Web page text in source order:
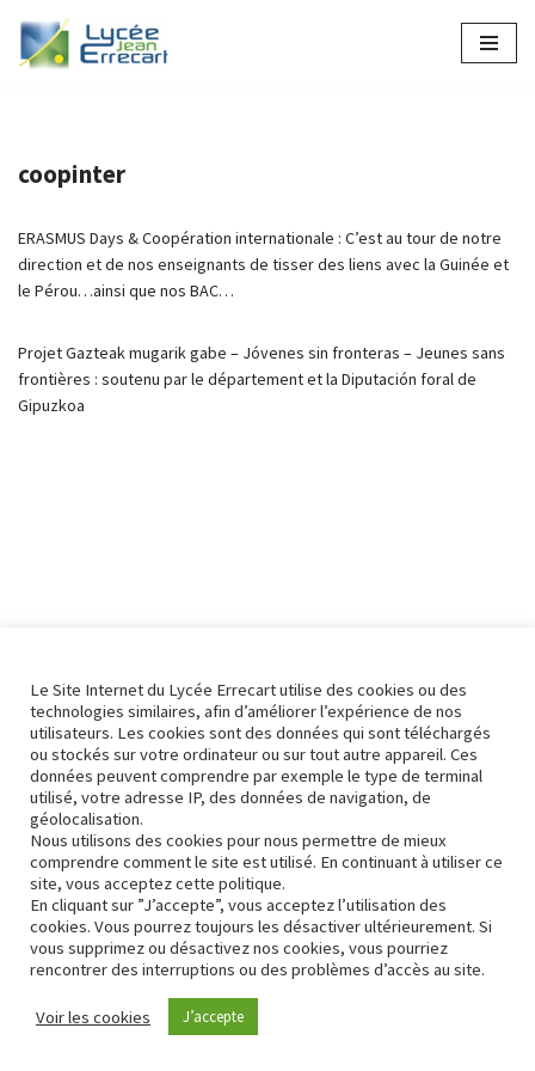
Aller
coopinter
ERASMUS Days & Coopération internationale : C’est au tour de notre
direction et de nos enseignants de tisser des liens avec la Guinée et
le Pérou…ainsi que nos BAC…
Projet Gazteak mugarik gabe – Jóvenes sin fronteras – Jeunes sans
frontières​ : soutenu par le département et la Diputación foral de
Gipuzkoa
Conformité RGPD
Le Site Internet du Lycée Errecart utilise des cookies ou des
technologies similaires, afin d’améliorer l’expérience de nos
utilisateurs. Les cookies sont des données qui sont téléchargés
ou stockés sur votre ordinateur ou sur tout autre appareil. Ces
données peuvent comprendre par exemple le type de terminal
utilisé, votre adresse IP, des données de navigation, de
géolocalisation.
Nous utilisons des cookies pour nous permettre de mieux
comprendre comment le site est utilisé. En continuant à utiliser ce
site, vous acceptez cette politique.
En cliquant sur ”J’accepte”, vous acceptez l’utilisation des
cookies. Vous pourrez toujours les désactiver ultérieurement. Si
vous supprimez ou désactivez nos cookies, vous pourriez
rencontrer des interruptions ou des problèmes d’accès au site.
Voir les cookies J’accepte